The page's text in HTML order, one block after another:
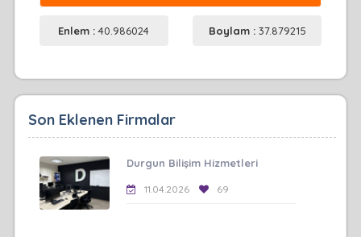
Enlem :40.986024 Boylam : 37.879215
Son Eklenen Firmalar
Durgun Bilişim Hizmetleri
11.04.2026 69